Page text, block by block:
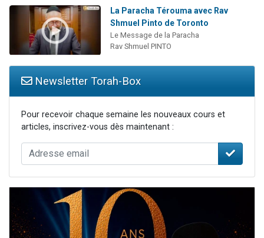
La Paracha Térouma avec Rav
Shmuel Pinto de Toronto
Le Message de la Paracha
Rav Shmuel PINTO
Newsletter Torah-Box
Pour recevoir chaque semaine les nouveaux cours et
articles, inscrivez-vous dès maintenant :